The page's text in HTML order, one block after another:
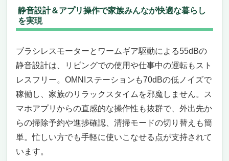
静音設計＆アプリ操作で家族みんなが快適な暮らし
を実現
ブラシレスモーターとワームギア駆動による55dBの
静音設計は、リビングでの使用や仕事中の運転もスト
レスフリー。OMNIステーションも70dBの低ノイズで
稼働し、家族のリラックスタイムを邪魔しません。ス
マホアプリからの直感的な操作性も抜群で、外出先か
らの掃除予約や進捗確認、清掃モードの切り替えも簡
単。忙しい方でも手軽に使いこなせる点が支持されて
います。